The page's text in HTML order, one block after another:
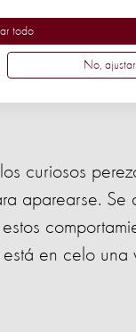
curiosos
aparearse.
está en celo
todo
No, ajustar